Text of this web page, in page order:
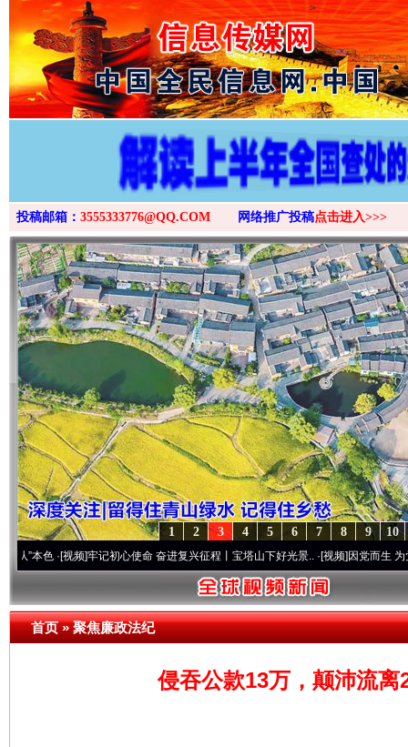
>
投稿邮箱： 3555333776@QQ.COM 网络推广投稿点击进入>>>
10
9
8
7
6
5
4
3
2
1
视频]牢记初心使命 奋进复兴征程丨宝塔山下好光景..·[视频]因党而生 为党而战——
首页»聚焦廉政法纪
侵吞公款13万，颠沛流